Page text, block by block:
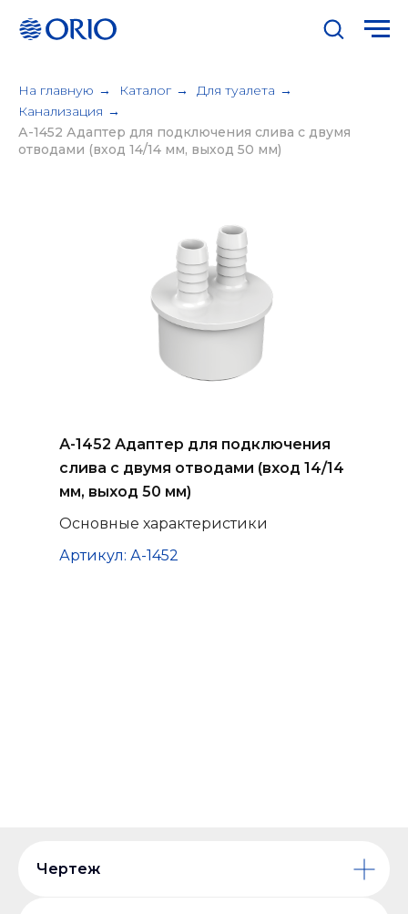
На главную → Каталог → Для туалета →
Канализация →
А-1452 Адаптер для подключения слива с двумя
отводами (вход 14/14 мм, выход 50 мм)
Основные характеристики
А-1452 Адаптер для подключения
слива с двумя отводами (вход 14/14
мм, выход 50 мм)
Артикул: А-1452
Чертеж